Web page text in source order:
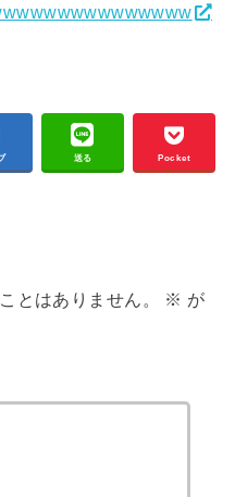
送る Pocket
とはありません。 ※ が